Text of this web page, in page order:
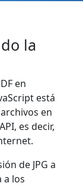
la
en
está
en
es decir,
de JPG a
a los